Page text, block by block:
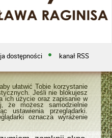
dostępności kanał RSS
ułatwić Tobie korzystanie
Jeśli nie blokujesz
ich użycie oraz zapisanie w
że możesz samodzielnie
ustawienia przeglądarki.
oznacza wyrażenie